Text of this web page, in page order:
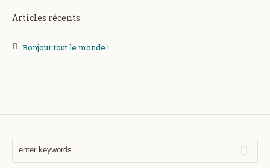
Articles récents
Bonjour tout le monde !